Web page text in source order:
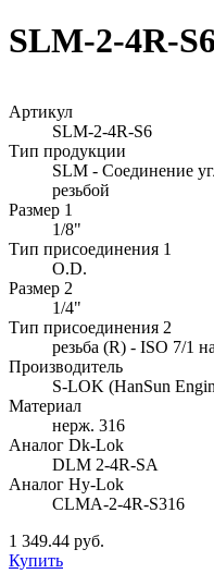
SLM-2-4R-S6
Артикул
SLM-2-4R-S6
Тип продукции
SLM - Соединение
резьбой
Размер 1
1/8"
Тип присоединения 1
O.D.
Размер 2
1/4"
Тип присоединения 2
резьба (R) - ISO 7/1
Производитель
S-LOK (HanSun
Материал
нерж. 316
Аналог Dk-Lok
DLM 2-4R-SA
Аналог Hy-Lok
CLMA-2-4R-S316
1 349.44 руб.
Купить